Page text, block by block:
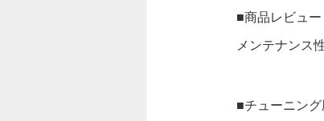
■商品レビュー
メンテナンス
■チューニン